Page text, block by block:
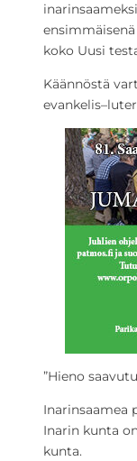
koko Uusi
Käännöstä
”Hieno
Inarinsaamea
Inarin kunta
kunta.